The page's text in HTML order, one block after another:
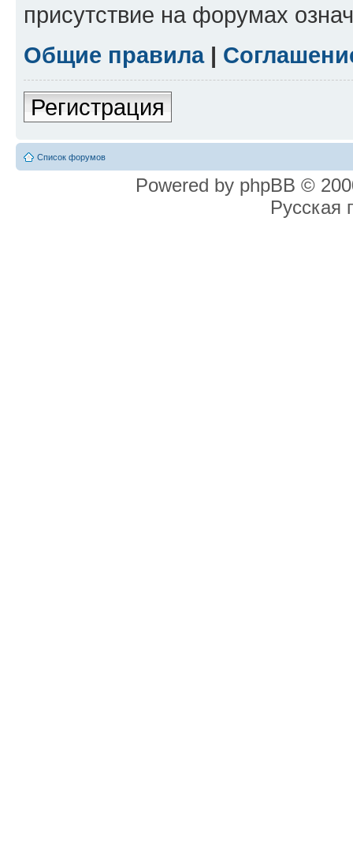
присутствие на форумах
Общие правила|
Регистрация
Список форумов
Powered by phpBB ©
Русская